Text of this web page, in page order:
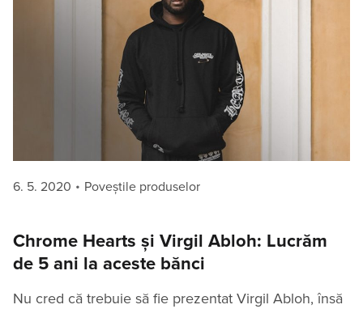
Posted
6. 5. 2020 Categories
Poveștile produselor
Chrome Hearts și Virgil Abloh: Lucrăm
de 5 ani la aceste bănci
Nu cred că trebuie să fie prezentat Virgil Abloh, însă